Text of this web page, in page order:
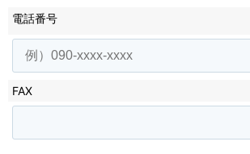
電話番号
FAX